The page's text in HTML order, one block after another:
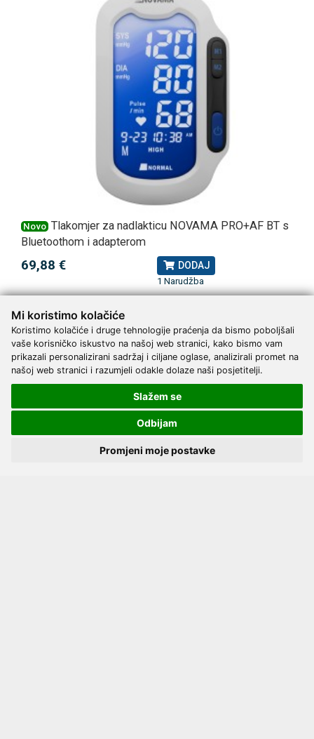
Mi koristimo kolačiće
Koristimo kolačiće i druge tehnologije praćenja da bismo poboljšali
vaše korisničko iskustvo na našoj web stranici, kako bismo vam
prikazali personalizirani sadržaj i ciljane oglase, analizirali promet na
našoj web stranici i razumjeli odakle dolaze naši posjetitelji.
Slažem se
Odbijam
Promjeni moje postavke
Novo Tlakomjer za nadlakticu NOVAMA PRO+AF BT s
Bluetoothom i adapterom
69,88 € DODAJ
1 Narudžba
Upoznajte nas
Servis
Katalozi